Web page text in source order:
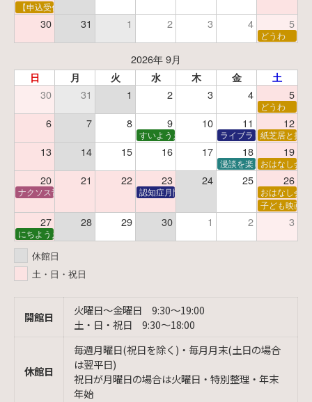
【申込受付中】ゆうべのこわ～いおはなし会
30 31 1 2 3 4 5
どうわ
2026年 9月
日 月 火 水 木 金 土
30 31 1 2 3 4 5
どうわ
6 7 8 9 10 11 12
すいようえほん ライブラリーシアター
紙芝居と折
13 14 15 16 17 18 19
漫談を楽しむ会 ～漫談
おはなし会
20 21 22 23 24 25 26
ナクソス音楽会 第6回 宇宙を感じるクラシック認知症月間 特別映画会「調査屋マオさんの恋
おはなし会
子ども映画会
27 28 29 30 1 2 3
にちようえほん
休館日
土・日・祝日
開館日
火曜日〜金曜日 9:30〜19:00
土・日・祝日 9:30〜18:00
休館日
毎週月曜日(祝日を除く)・毎月月末(土日の場合
は翌平日)
祝日が月曜日の場合は火曜日・特別整理・年末
年始